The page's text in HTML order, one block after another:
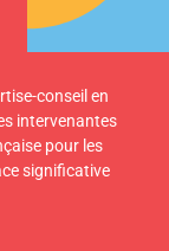
conseil en
intervenantes
pour les
significative